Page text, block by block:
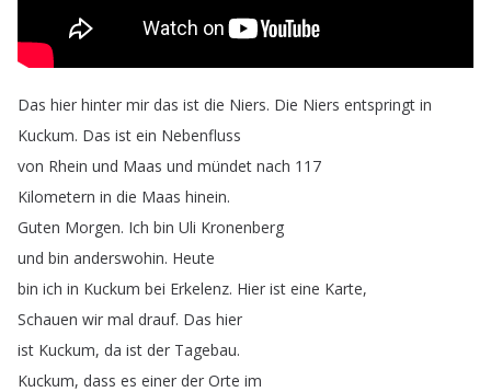
Das hier hinter mir das ist die Niers. Die Niers entspringt in
Kuckum. Das ist ein Nebenfluss
von Rhein und Maas und mündet nach 117
Kilometern in die Maas hinein.
Guten Morgen. Ich bin Uli Kronenberg
und bin anderswohin. Heute
bin ich in Kuckum bei Erkelenz. Hier ist eine Karte,
Schauen wir mal drauf. Das hier
ist Kuckum, da ist der Tagebau.
Kuckum, dass es einer der Orte im